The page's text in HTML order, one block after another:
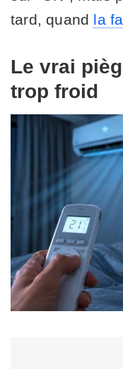
tard, quand la
Le vrai
trop froid